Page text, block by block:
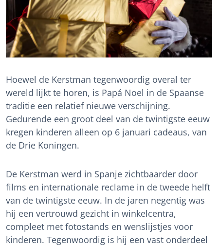
Hoewel de Kerstman tegenwoordig overal ter
wereld lijkt te horen, is Papá Noel in de Spaanse
traditie een relatief nieuwe verschijning.
Gedurende een groot deel van de twintigste eeuw
kregen kinderen alleen op 6 januari cadeaus, van
de Drie Koningen.
De Kerstman werd in Spanje zichtbaarder door
films en internationale reclame in de tweede helft
van de twintigste eeuw. In de jaren negentig was
hij een vertrouwd gezicht in winkelcentra,
compleet met fotostands en wenslijstjes voor
kinderen. Tegenwoordig is hij een vast onderdeel